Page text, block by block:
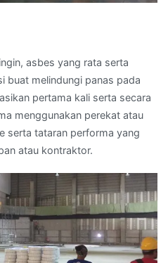
asbes yang rata serta
buat melindungi panas pada
pertama kali serta secara
menggunakan perekat atau
serta tataran performa yang
atau kontraktor.